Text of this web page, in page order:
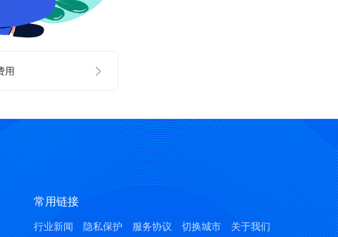
用
常用链接
行业新闻 隐私保护 服务协议 切换城市 关于我们